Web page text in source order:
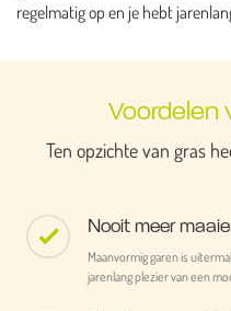
regelmatig op en je hebt
Voordelen
Ten opzichte van gras
Nooit meer
Maanvormig garen is
jarenlang plezier van een